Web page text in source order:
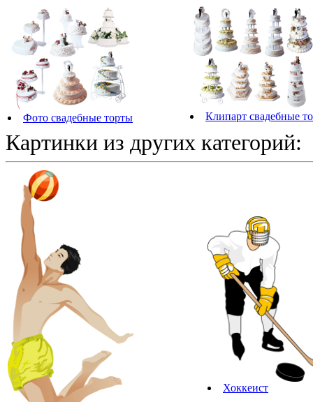
Фото свадебные торты Клипарт свадебные
Картинки из других категорий:
Хоккеист